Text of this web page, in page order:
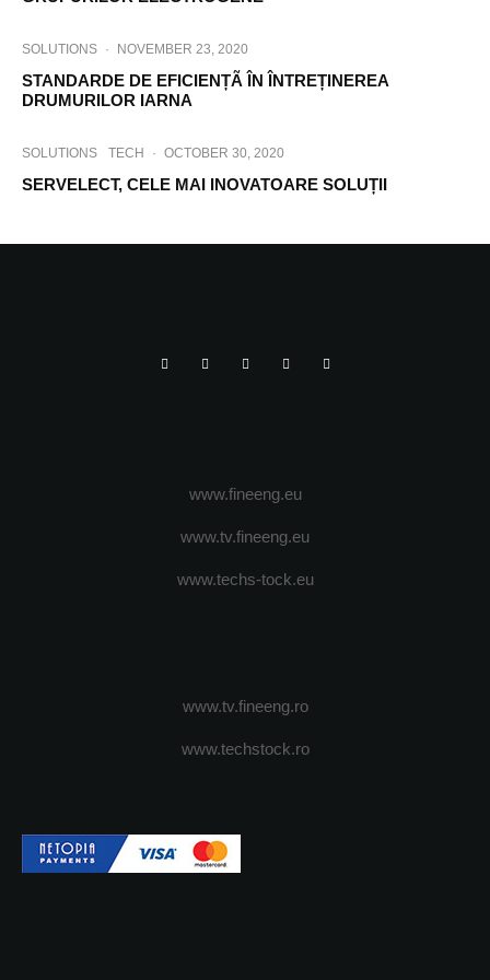
SOLUTIONS · NOVEMBER 23, 2020
STANDARDE DE EFICIENȚÃ ÎN ÎNTREȚINEREA
DRUMURILOR IARNA
SOLUTIONS TECH · OCTOBER 30, 2020
SERVELECT, CELE MAI INOVATOARE SOLUȚII
www.fineeng.eu
www.tv.fineeng.eu
www.techs-tock.eu
www.tv.fineeng.ro
www.techstock.ro